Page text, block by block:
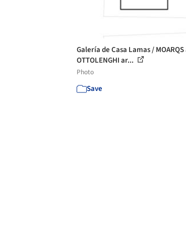
Galería de Casa Lamas /
OTTOLENGHI ar...
Photo
Save